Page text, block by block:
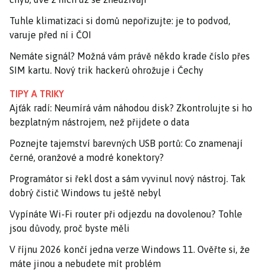
Tuhle klimatizaci si domů nepořizujte: je to podvod,
varuje před ní i ČOI
Nemáte signál? Možná vám právě někdo krade číslo přes
SIM kartu. Nový trik hackerů ohrožuje i Čechy
TIPY A TRIKY
Ajťák radí: Neumírá vám náhodou disk? Zkontrolujte si ho
bezplatným nástrojem, než přijdete o data
Poznejte tajemství barevných USB portů: Co znamenají
černé, oranžové a modré konektory?
Programátor si řekl dost a sám vyvinul nový nástroj. Tak
dobrý čistič Windows tu ještě nebyl
Vypínáte Wi-Fi router při odjezdu na dovolenou? Tohle
jsou důvody, proč byste měli
V říjnu 2026 končí jedna verze Windows 11. Ověřte si, že
máte jinou a nebudete mít problém